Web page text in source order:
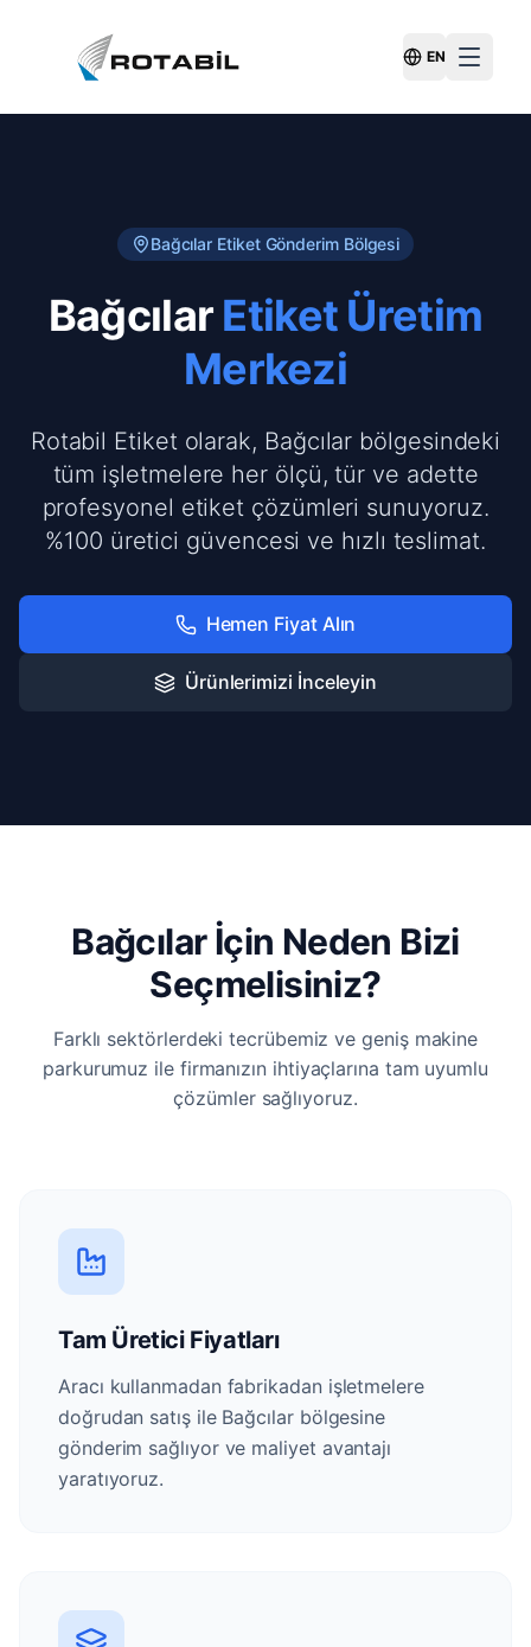
Switch
EN
Bağcılar Etiket Gönderim Bölgesi
Bağcılar Etiket Üretim
Merkezi
Rotabil Etiket olarak, Bağcılar bölgesindeki
tüm işletmelere her ölçü, tür ve adette
profesyonel etiket çözümleri sunuyoruz.
%100 üretici güvencesi ve hızlı teslimat.
Hemen Fiyat Alın
Ürünlerimizi İnceleyin
Bağcılar İçin Neden Bizi
Seçmelisiniz?
Farklı sektörlerdeki tecrübemiz ve geniş makine
parkurumuz ile firmanızın ihtiyaçlarına tam uyumlu
çözümler sağlıyoruz.
Tam Üretici Fiyatları
Aracı kullanmadan fabrikadan işletmelere
doğrudan satış ile Bağcılar bölgesine
gönderim sağlıyor ve maliyet avantajı
yaratıyoruz.